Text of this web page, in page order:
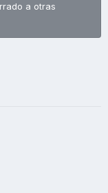
a otras